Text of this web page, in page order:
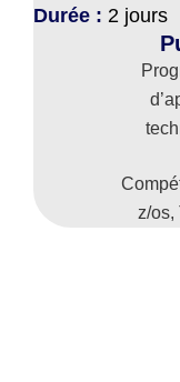
Durée : 2 jours
z/os,